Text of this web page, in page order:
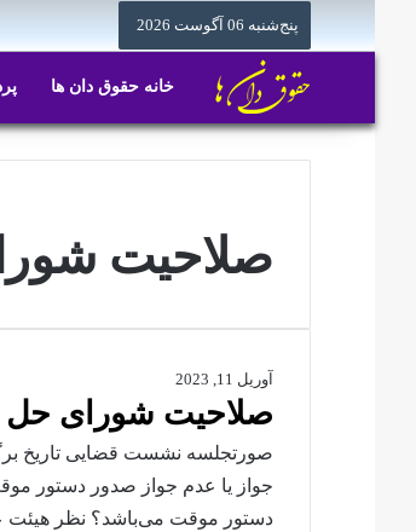
پنج‌شنبه 06 آگوست 2026
خانه حقوق دان ها
صلاحیت
آوریل 11, 2023
صلاحیت شورای حل
جواز یا عدم جواز صدور دستور
دستور موقت می‌باشد؟ نظر هیئت